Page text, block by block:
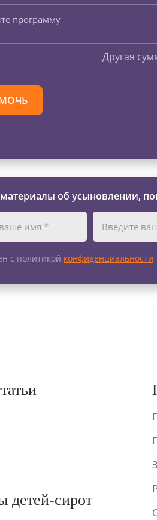
программу
Другая
об усыновлении,
с политикой конфиденциальности
детей-сирот